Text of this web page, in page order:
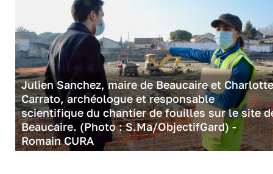
Julien Sanchez, maire de Beaucaire et Charlotte
Carrato, archéologue et responsable
scientifique du chantier de fouilles sur le site
Beaucaire. (Photo : S.Ma/ObjectifGard) -
Romain CURA